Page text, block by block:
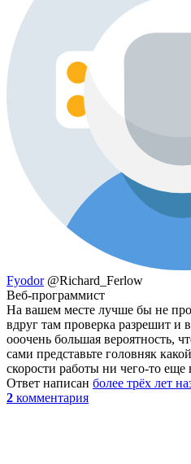
Fyodor @Richard_Ferlow
Веб-программист
На вашем месте лучше бы не
вдруг там проверка разрешит и
ооочень большая вероятность,
сами представьте головняк
скорости работы ни чего-то
Ответ написан более трёх лет
2 комментария